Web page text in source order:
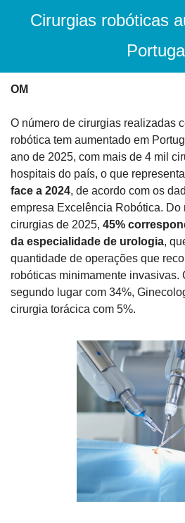
Cirurgias robóticas
OM
O número de cirurgias realizadas
robótica tem aumentado em
ano de 2025, com mais de 4 mil
hospitais do país, o que representa
face a 2024, de acordo com os
empresa Excelência Robótica. Do
cirurgias de 2025, 45%
da especialidade de urologia,
quantidade de operações que
robóticas minimamente invasivas.
segundo lugar com 34%,
cirurgia torácica com 5%.